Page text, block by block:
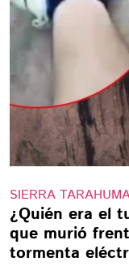
SIERRA
¿Quién era el
que murió
tormenta